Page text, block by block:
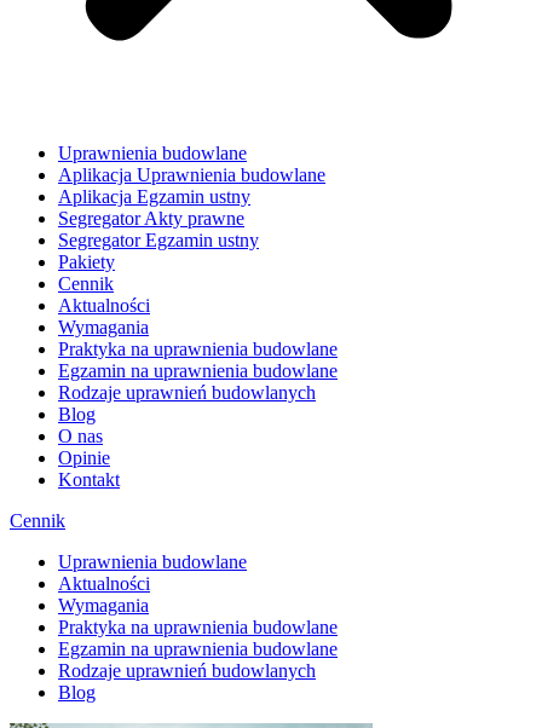
Uprawnienia budowlane
Aplikacja Uprawnienia budowlane
Aplikacja Egzamin ustny
Segregator Akty prawne
Segregator Egzamin ustny
Pakiety
Cennik
Aktualności
Wymagania
Praktyka na uprawnienia budowlane
Egzamin na uprawnienia budowlane
Rodzaje uprawnień budowlanych
Blog
O nas
Opinie
Kontakt
Cennik
Uprawnienia budowlane
Aktualności
Wymagania
Praktyka na uprawnienia budowlane
Egzamin na uprawnienia budowlane
Rodzaje uprawnień budowlanych
Blog